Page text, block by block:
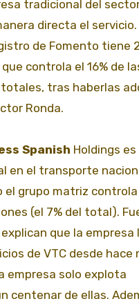
tradicional del
directa el servicio.
de Fomento tiene
controla el 16% de
tras haberlas
Ronda.
Spanish Holdings es
en el transporte
el grupo matriz
(el 7% del total).
explican que la empresa
de VTC desde hace
empresa solo explota
centenar de ellas.